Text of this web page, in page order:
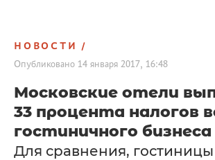
НОВОСТИ
Опубликовано 14 января 2017, 16:48
Московские отели
33 процента налогов
гостиничного бизнеса
Для сравнения,